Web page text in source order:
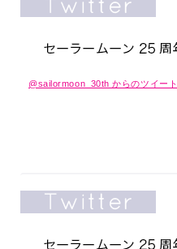
@sailormoon_30th からのツイート